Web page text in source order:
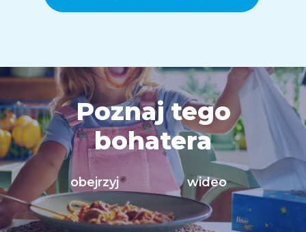
Poznaj tego
bohatera
obejrzyj wideo